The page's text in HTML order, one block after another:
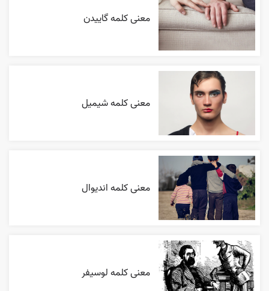
معنی کلمه گاییدن
معنی کلمه شیمیل
معنی کلمه اندیوال
معنی کلمه لوسیفر